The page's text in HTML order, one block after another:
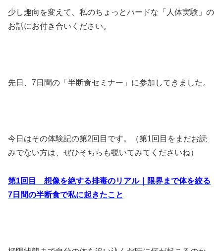
少し趣向を変えて、私のちょっとハードな「人体実験」の
お話にお付き合いください。
先日、7日間の「半断食セミナー」に参加してきました。
今日はその体験記の第2回目です。（第1回目をまだお読
みでない方は、ぜひそちらも覗いてみてくださいね）
第1回目 想像を絶する排毒のリアル｜限界まで体を絞る
7日間の半断食で私に起きたこと